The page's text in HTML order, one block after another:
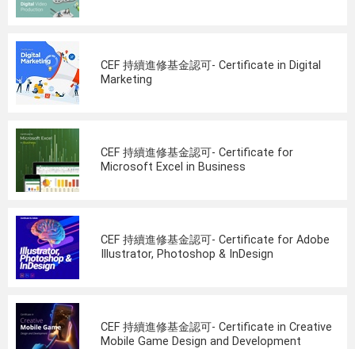
CEF 持續進修基金認可- Certificate in Digital
Marketing
CEF 持續進修基金認可- Certificate for
Microsoft Excel in Business
CEF 持續進修基金認可- Certificate for Adobe
Illustrator, Photoshop & InDesign
CEF 持續進修基金認可- Certificate in Creative
Mobile Game Design and Development